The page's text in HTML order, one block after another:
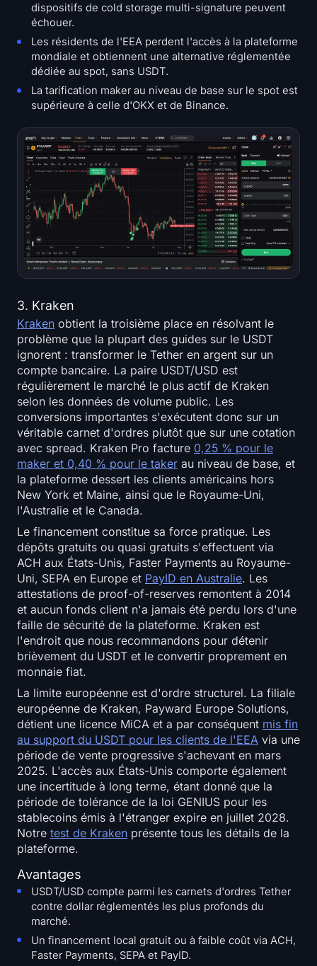
dispositifs de cold storage multi-signature peuvent
échouer.
Les résidents de l'EEA perdent l'accès à la plateforme
mondiale et obtiennent une alternative réglementée
dédiée au spot, sans USDT.
La tarification maker au niveau de base sur le spot est
supérieure à celle d'OKX et de Binance.
3. Kraken
Kraken obtient la troisième place en résolvant le
problème que la plupart des guides sur le USDT
ignorent : transformer le Tether en argent sur un
compte bancaire. La paire USDT/USD est
régulièrement le marché le plus actif de Kraken
selon les données de volume public. Les
conversions importantes s'exécutent donc sur un
véritable carnet d'ordres plutôt que sur une cotation
avec spread. Kraken Pro facture 0,25 % pour le
maker et 0,40 % pour le taker au niveau de base, et
la plateforme dessert les clients américains hors
New York et Maine, ainsi que le Royaume-Uni,
l'Australie et le Canada.
Le financement constitue sa force pratique. Les
dépôts gratuits ou quasi gratuits s'effectuent via
ACH aux États-Unis, Faster Payments au Royaume-
Uni, SEPA en Europe et PayID en Australie. Les
attestations de proof-of-reserves remontent à 2014
et aucun fonds client n'a jamais été perdu lors d'une
faille de sécurité de la plateforme. Kraken est
l'endroit que nous recommandons pour détenir
brièvement du USDT et le convertir proprement en
monnaie fiat.
La limite européenne est d'ordre structurel. La filiale
européenne de Kraken, Payward Europe Solutions,
détient une licence MiCA et a par conséquent mis fin
au support du USDT pour les clients de l'EEA via une
période de vente progressive s'achevant en mars
2025. L'accès aux États-Unis comporte également
une incertitude à long terme, étant donné que la
période de tolérance de la loi GENIUS pour les
stablecoins émis à l'étranger expire en juillet 2028.
Notre test de Kraken présente tous les détails de la
plateforme.
Avantages
USDT/USD compte parmi les carnets d'ordres Tether
contre dollar réglementés les plus profonds du
marché.
Un financement local gratuit ou à faible coût via ACH,
Faster Payments, SEPA et PayID.